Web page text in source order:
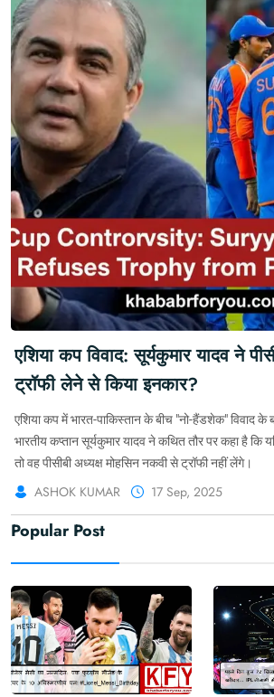
एशिया कप विवाद: सूर्यकुमार यादव ने
ट्रॉफी लेने से किया इनकार?
एशिया कप में भारत-पाकिस्तान के बीच "नो-हैंडशेक" विवाद के
भारतीय कप्तान सूर्यकुमार यादव ने कथित तौर पर कहा है कि
तो वह पीसीबी अध्यक्ष मोहसिन नकवी से ट्रॉफी नहीं लेंगे।
ASHOK KUMAR 17 Sep, 2025
Popular Post